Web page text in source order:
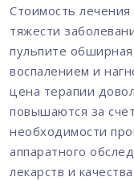
Стоимость
тяжести
пульпите
воспалением и
цена терапии
повышаются за
необходимости
аппаратного
лекарств и